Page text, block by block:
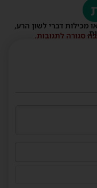
מכילות דברי לשון הרע,
סגורה לתגובות.